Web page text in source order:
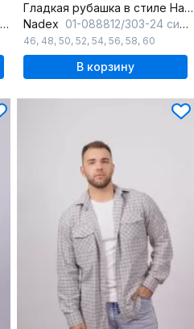
Гладкая рубашка в стиле На каждый день с карманом
Nadex 01-088812/303-24 сине-белый
46, 48, 50, 52, 54, 56, 58, 60
В корзину